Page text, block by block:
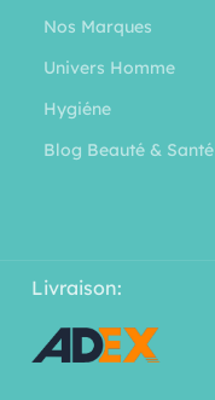
Nos Marques
Univers Homme
Hygiéne
Blog Beauté & Santé
Livraison: